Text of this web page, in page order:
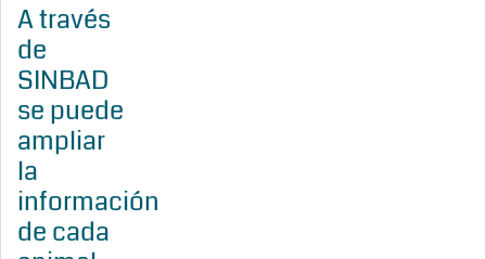
A través
de
SINBAD
se puede
ampliar
la
información
de cada